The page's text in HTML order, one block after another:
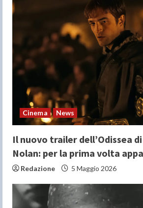
a
d
n
g
Cinema News
Il nuovo trailer dell’Odissea
Nolan: per la prima volta
Redazione 5 Maggio 2026